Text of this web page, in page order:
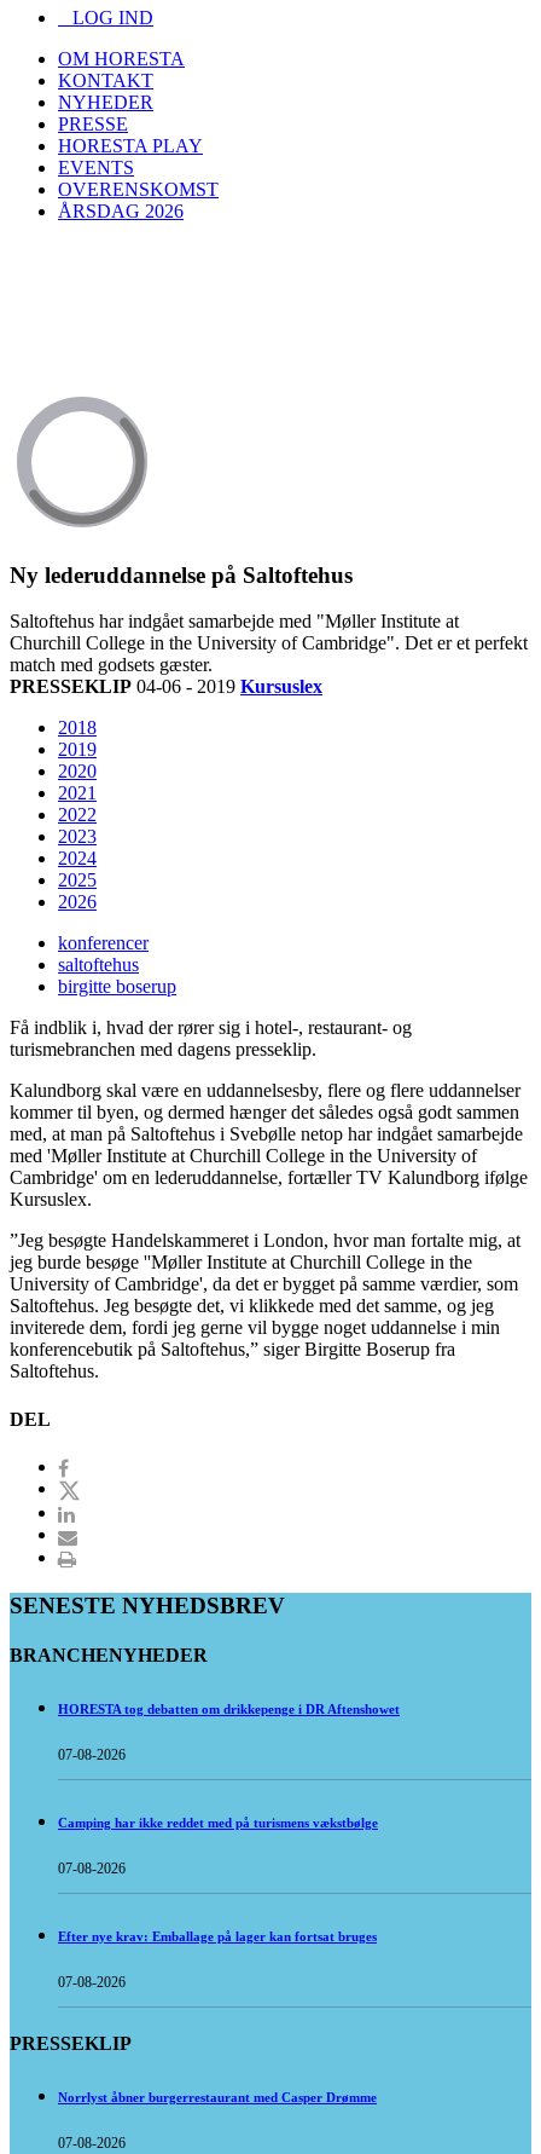
LOG IND
OM HORESTA
KONTAKT
NYHEDER
PRESSE
HORESTA PLAY
EVENTS
OVERENSKOMST
ÅRSDAG 2026
Ny lederuddannelse på Saltoftehus
Saltoftehus har indgået samarbejde med "Møller Institute at
Churchill College in the University of Cambridge". Det er et perfekt
match med godsets gæster.
PRESSEKLIP 04-06 - 2019 Kursuslex
2018
2019
2020
2021
2022
2023
2024
2025
2026
konferencer
saltoftehus
birgitte boserup
Få indblik i, hvad der rører sig i hotel-, restaurant- og
turismebranchen med dagens presseklip.
Kalundborg skal være en uddannelsesby, flere og flere uddannelser
kommer til byen, og dermed hænger det således også godt sammen
med, at man på Saltoftehus i Svebølle netop har indgået samarbejde
med 'Møller Institute at Churchill College in the University of
Cambridge' om en lederuddannelse, fortæller TV Kalundborg ifølge
Kursuslex.
”Jeg besøgte Handelskammeret i London, hvor man fortalte mig, at
jeg burde besøge ''Møller Institute at Churchill College in the
University of Cambridge', da det er bygget på samme værdier, som
Saltoftehus. Jeg besøgte det, vi klikkede med det samme, og jeg
inviterede dem, fordi jeg gerne vil bygge noget uddannelse i min
konferencebutik på Saltoftehus,” siger Birgitte Boserup fra
Saltoftehus.
DEL
SENESTE NYHEDSBREV
BRANCHENYHEDER
HORESTA tog debatten om drikkepenge i DR Aftenshowet
07-08-2026
Camping har ikke reddet med på turismens vækstbølge
07-08-2026
Efter nye krav: Emballage på lager kan fortsat bruges
07-08-2026
PRESSEKLIP
Norrlyst åbner burgerrestaurant med Casper Drømme
07-08-2026